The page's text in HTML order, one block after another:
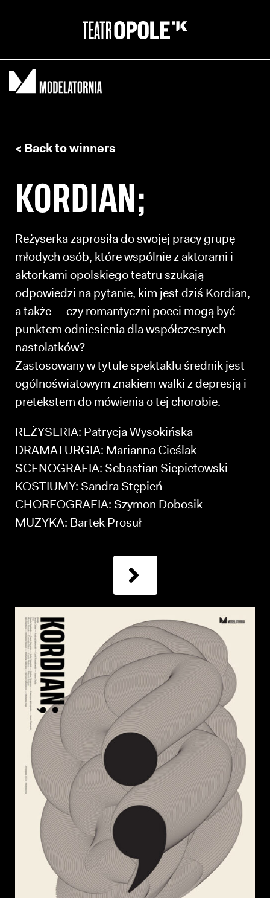
< Back to winners
KORDIAN;
Reżyserka zaprosiła do swojej pracy grupę
młodych osób, które wspólnie z aktorami i
aktorkami opolskiego teatru szukają
odpowiedzi na pytanie, kim jest dziś Kordian,
a także — czy romantyczni poeci mogą być
punktem odniesienia dla współczesnych
nastolatków?
Zastosowany w tytule spektaklu średnik jest
ogólnoświatowym znakiem walki z depresją i
pretekstem do mówienia o tej chorobie.
REŻYSERIA: Patrycja Wysokińska
DRAMATURGIA: Marianna Cieślak
SCENOGRAFIA: Sebastian Siepietowski
KOSTIUMY: Sandra Stępień
CHOREOGRAFIA: Szymon Dobosik
MUZYKA: Bartek Prosuł